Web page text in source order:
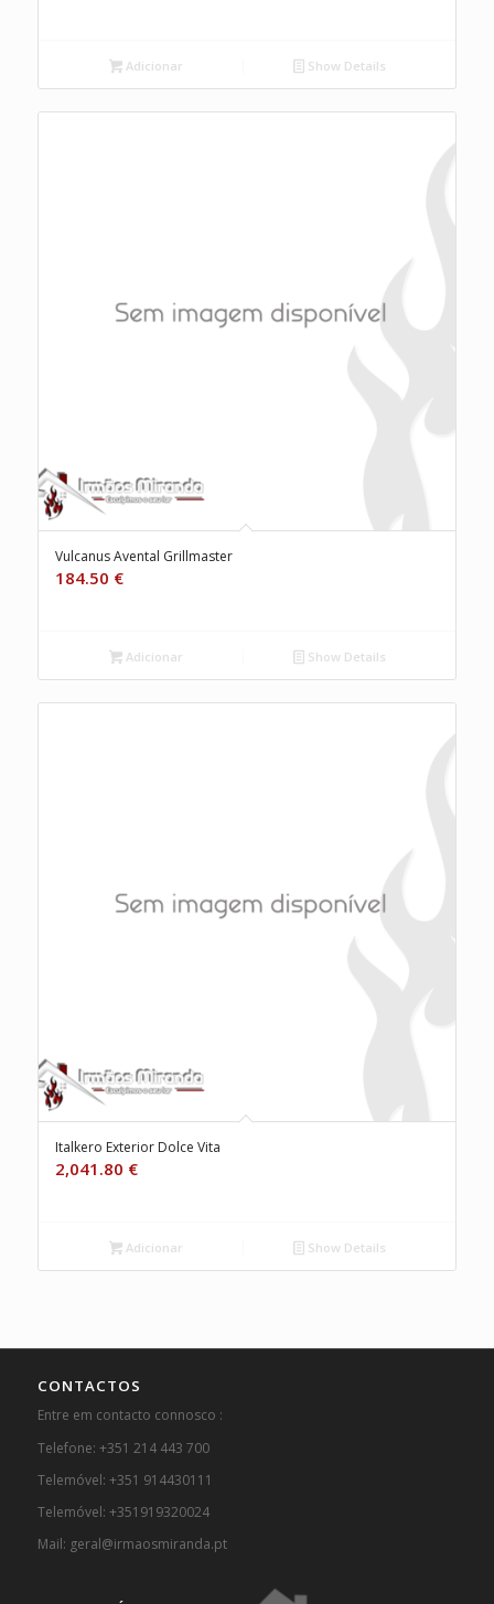
Adicionar Show Details
Vulcanus Avental Grillmaster
184.50 €
Adicionar Show Details
Italkero Exterior Dolce Vita
2,041.80 €
Adicionar Show Details
CONTACTOS
Entre em contacto connosco :
Telefone: +351 214 443 700
Telemóvel: +351 914430111
Telemóvel: +351919320024
Mail: geral@irmaosmiranda.pt